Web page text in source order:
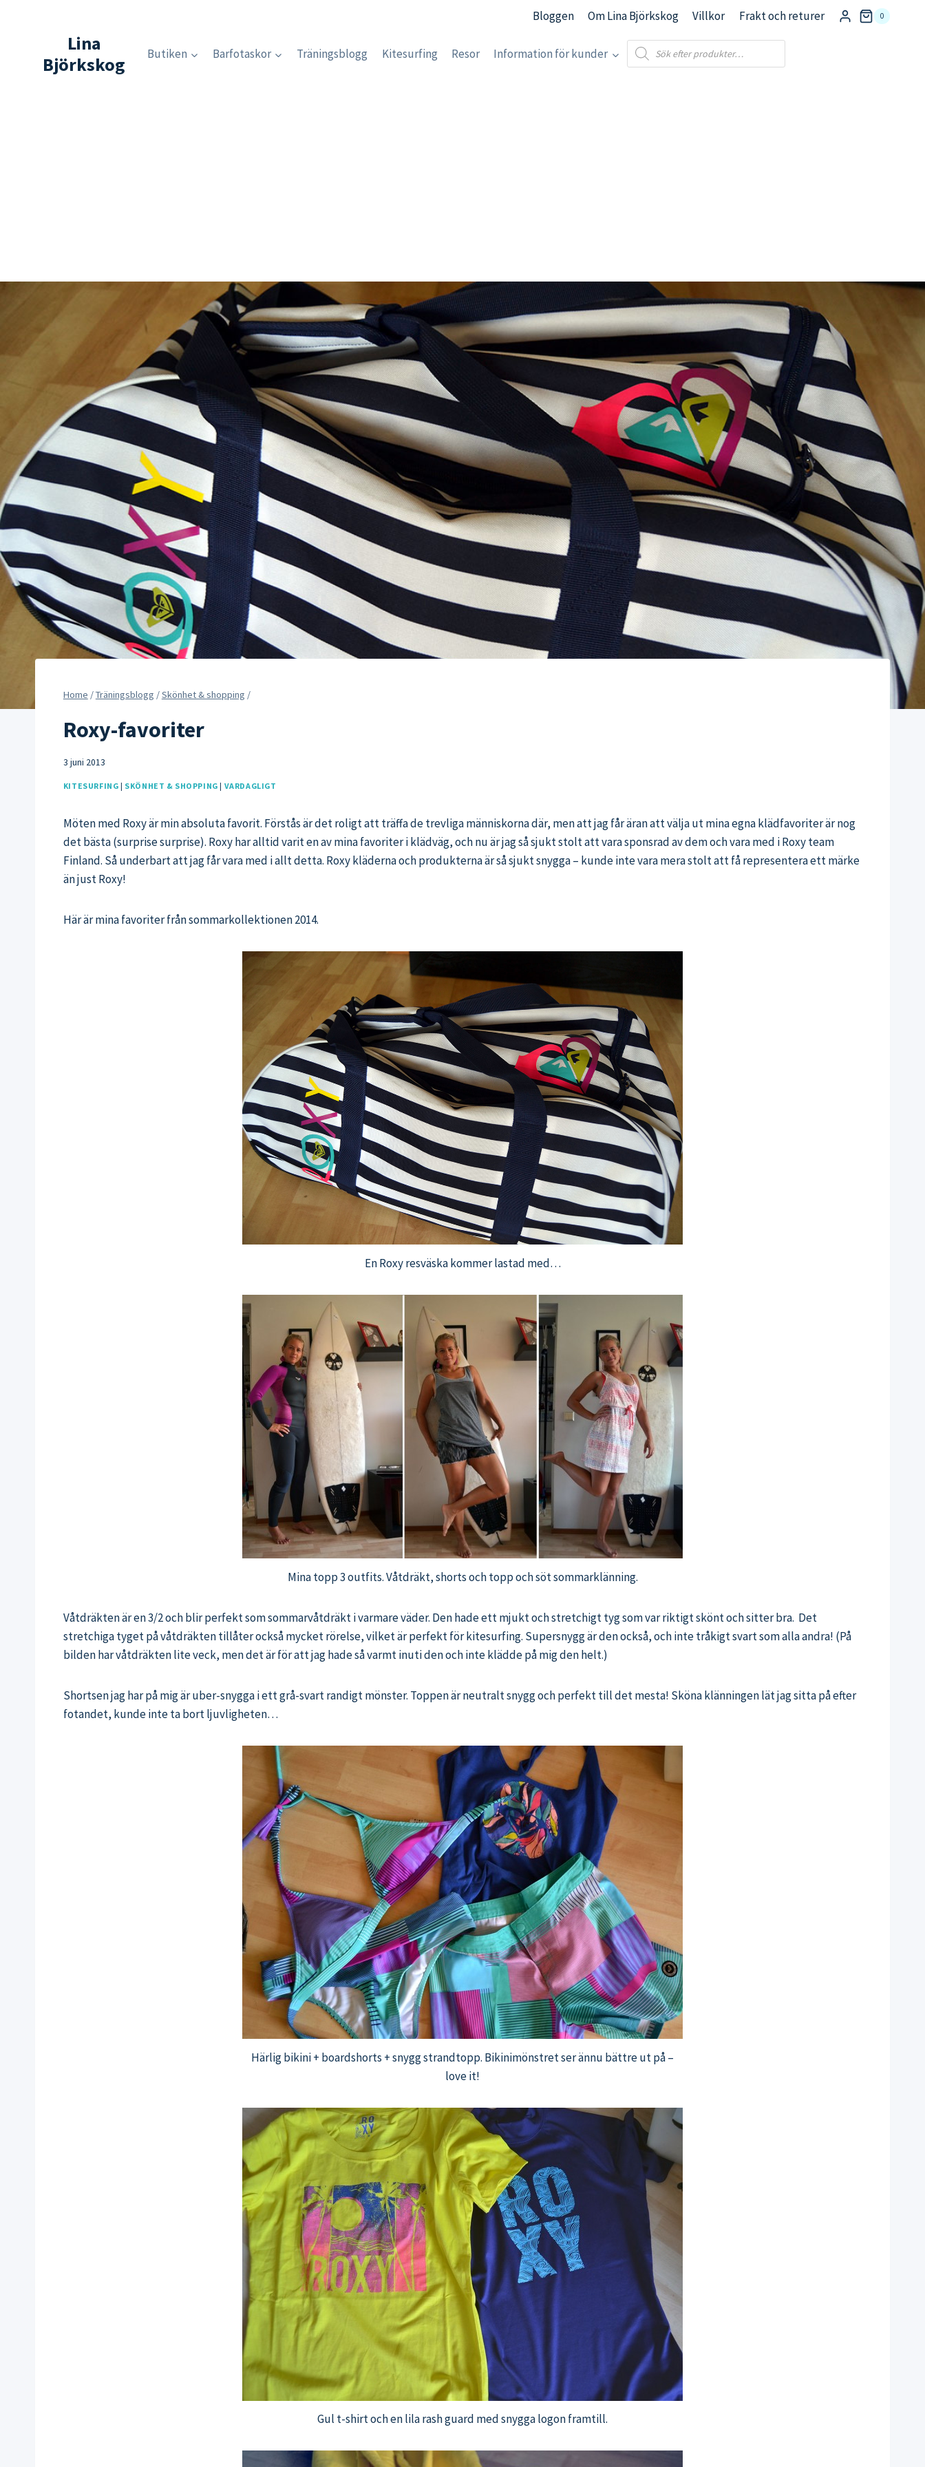
Bloggen Om Lina Björkskog Villkor Frakt och returer 0
Lina
Björkskog
Butiken Barfotaskor Träningsblogg Kitesurfing Resor Information för kunder
Products
search
Home /Träningsblogg /Skönhet & shopping /
Roxy-favoriter
3 juni 2013
KITESURFING | SKÖNHET & SHOPPING | VARDAGLIGT
Möten med Roxy är min absoluta favorit. Förstås är det roligt att träffa de trevliga människorna där, men att jag får äran att välja ut mina egna klädfavoriter är nog
det bästa (surprise surprise). Roxy har alltid varit en av mina favoriter i klädväg, och nu är jag så sjukt stolt att vara sponsrad av dem och vara med i Roxy team
Finland. Så underbart att jag får vara med i allt detta. Roxy kläderna och produkterna är så sjukt snygga – kunde inte vara mera stolt att få representera ett märke
än just Roxy!
Här är mina favoriter från sommarkollektionen 2014.
En Roxy resväska kommer lastad med…
Mina topp 3 outfits. Våtdräkt, shorts och topp och söt sommarklänning.
Våtdräkten är en 3/2 och blir perfekt som sommarvåtdräkt i varmare väder. Den hade ett mjukt och stretchigt tyg som var riktigt skönt och sitter bra. Det
stretchiga tyget på våtdräkten tillåter också mycket rörelse, vilket är perfekt för kitesurfing. Supersnygg är den också, och inte tråkigt svart som alla andra! (På
bilden har våtdräkten lite veck, men det är för att jag hade så varmt inuti den och inte klädde på mig den helt.)
Shortsen jag har på mig är uber-snygga i ett grå-svart randigt mönster. Toppen är neutralt snygg och perfekt till det mesta! Sköna klänningen lät jag sitta på efter
fotandet, kunde inte ta bort ljuvligheten…
Härlig bikini + boardshorts + snygg strandtopp. Bikinimönstret ser ännu bättre ut på –
love it!
Gul t-shirt och en lila rash guard med snygga logon framtill.